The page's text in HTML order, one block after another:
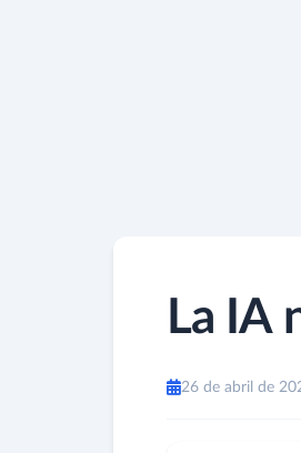
La IA
26 de abril de